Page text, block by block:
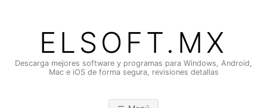
contenidoELSOFT.MX
Descarga mejores software y programas para Windows, Android,
Mac e iOS de forma segura, revisiones detallas